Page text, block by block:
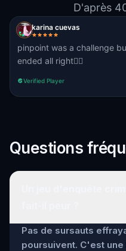
D'après
karina cuevas
pinpoint was a challenge
ended all right👍🏽
Verified Player
Questions
Pas de sursauts
poursuivent. C'est